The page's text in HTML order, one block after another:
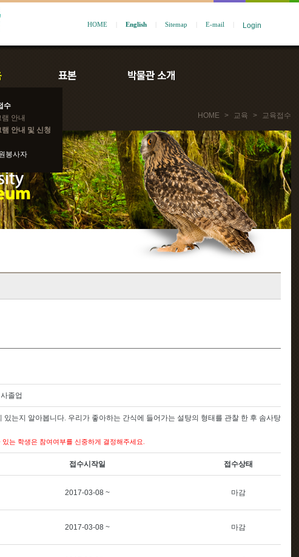
HOME English Sitemap E-mail
수
안내
안내 및 신청
봉사자
HOME > 교육 > 교육접수
졸업
있는지 알아봅니다. 우리가 좋아하는 간식에 들어가는 설탕의 형태를 관찰 한 후 솜사탕
있는 학생은 참여여부를 신중하게 결정해주세요
접수시작일 접수상태
2017-03-08 ~ 마감
2017-03-08 ~ 마감